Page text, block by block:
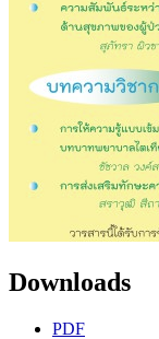
Downloads
PDF